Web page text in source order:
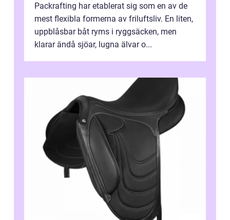
Packrafting har etablerat sig som en av de
mest flexibla formerna av friluftsliv. En liten,
uppblåsbar båt ryms i ryggsäcken, men
klarar ändå sjöar, lugna älvar o...